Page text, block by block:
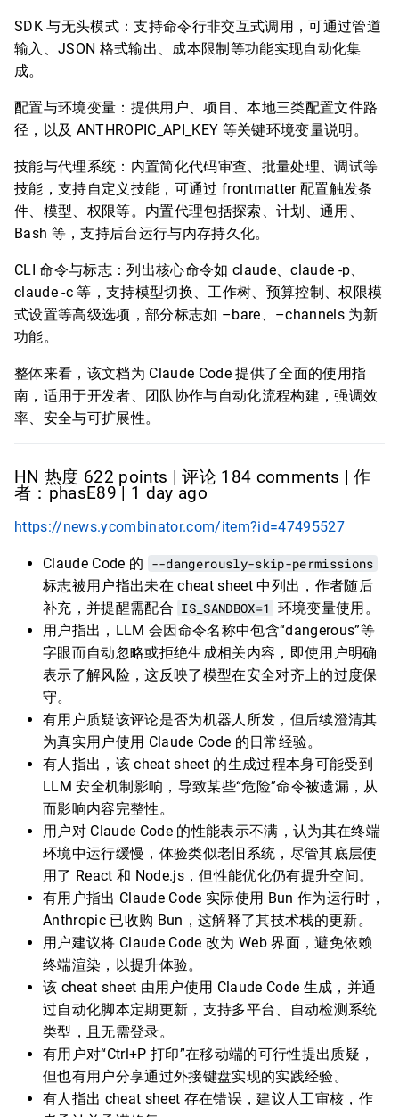
SDK 与无头模式：支持命令行非交互式调用，可通过管道
输入、JSON 格式输出、成本限制等功能实现自动化集
成。
配置与环境变量：提供用户、项目、本地三类配置文件路
径，以及 ANTHROPIC_API_KEY 等关键环境变量说明。
技能与代理系统：内置简化代码审查、批量处理、调试等
技能，支持自定义技能，可通过 frontmatter 配置触发条
件、模型、权限等。内置代理包括探索、计划、通用、
Bash 等，支持后台运行与内存持久化。
CLI 命令与标志：列出核心命令如 claude、claude -p、
claude -c 等，支持模型切换、工作树、预算控制、权限模
式设置等高级选项，部分标志如 –bare、–channels 为新
功能。
整体来看，该文档为 Claude Code 提供了全面的使用指
南，适用于开发者、团队协作与自动化流程构建，强调效
率、安全与可扩展性。
HN 热度 622 points | 评论 184 comments | 作
者：phasE89 | 1 day ago
https://news.ycombinator.com/item?id=47495527
Claude Code 的 --dangerously-skip-permissions
标志被用户指出未在 cheat sheet 中列出，作者随后
补充，并提醒需配合 IS_SANDBOX=1 环境变量使用。
用户指出，LLM 会因命令名称中包含“dangerous”等
字眼而自动忽略或拒绝生成相关内容，即使用户明确
表示了解风险，这反映了模型在安全对齐上的过度保
守。
有用户质疑该评论是否为机器人所发，但后续澄清其
为真实用户使用 Claude Code 的日常经验。
有人指出，该 cheat sheet 的生成过程本身可能受到
LLM 安全机制影响，导致某些“危险”命令被遗漏，从
而影响内容完整性。
用户对 Claude Code 的性能表示不满，认为其在终端
环境中运行缓慢，体验类似老旧系统，尽管其底层使
用了 React 和 Node.js，但性能优化仍有提升空间。
有用户指出 Claude Code 实际使用 Bun 作为运行时，
Anthropic 已收购 Bun，这解释了其技术栈的更新。
用户建议将 Claude Code 改为 Web 界面，避免依赖
终端渲染，以提升体验。
该 cheat sheet 由用户使用 Claude Code 生成，并通
过自动化脚本定期更新，支持多平台、自动检测系统
类型，且无需登录。
有用户对“Ctrl+P 打印”在移动端的可行性提出质疑，
但也有用户分享通过外接键盘实现的实践经验。
有人指出 cheat sheet 存在错误，建议人工审核，作